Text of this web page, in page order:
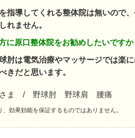
指導してくれる整体院は無いので
れません。
に原口整体院をお勧めしたいですか
肘は電気治療やマッサージでは楽
きだと思います。
さま / 野球肘 野球肩 腰痛
効果効能を保証するものではありません。